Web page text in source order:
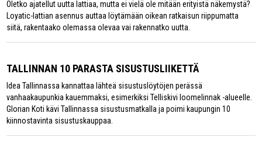
Oletko ajatellut uutta lattiaa, mutta ei vielä ole mitään erityistä näkemystä?
Loyatic-lattian asennus auttaa löytämään oikean ratkaisun riippumatta
siitä, rakentaako olemassa olevaa vai rakennatko uutta.
TALLINNAN 10 PARASTA SISUSTUSLIIKETTÄ
Idea Tallinnassa kannattaa lähteä sisustuslöytöjen perässä
vanhaakaupunkia kauemmaksi, esimerkiksi Telliskivi loomelinnak -alueelle.
Glorian Koti kävi Tallinnassa sisustusmatkalla ja poimi kaupungin 10
kiinnostavinta sisustuskauppaa.